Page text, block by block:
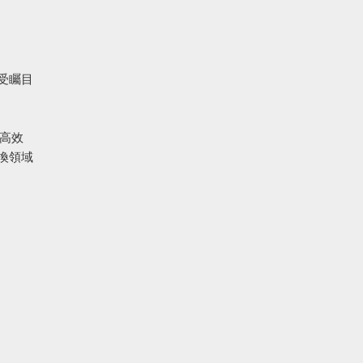
矚目
效
領域